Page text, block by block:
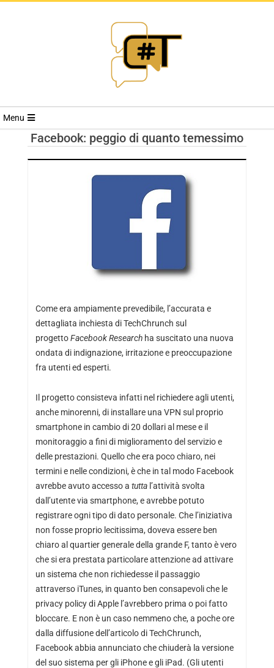
RIVISTA
TRENDS
Menu
Facebook: peggio di quanto temessimo
Come era ampiamente prevedibile, l’accurata e
dettagliata inchiesta di TechChrunch sul
progettoFacebook Researchha suscitato una nuova
ondata di indignazione, irritazione e preoccupazione
fra utenti ed esperti.
Il progetto consisteva infatti nel richiedere agli utenti,
anche minorenni, di installare una VPN sul proprio
smartphone in cambio di 20 dollari al mese e il
monitoraggio a fini di miglioramento del servizio e
delle prestazioni. Quello che era poco chiaro, nei
termini e nelle condizioni, è che in tal modo Facebook
avrebbe avuto accesso a tuttal’attività svolta
dall’utente via smartphone, e avrebbe potuto
registrare ogni tipo di dato personale. Che l’iniziativa
non fosse proprio lecitissima, doveva essere ben
chiaro al quartier generale della grande F, tanto è vero
che si era prestata particolare attenzione ad attivare
un sistema che non richiedesse il passaggio
attraverso iTunes, in quanto ben consapevoli che le
privacy policy di Apple l’avrebbero prima o poi fatto
bloccare. E non è un caso nemmeno che, a poche ore
dalla diffusione dell’articolo di TechChrunch,
Facebook abbia annunciato che chiuderà la versione
del suo sistema per gli iPhone e gli iPad. (Gli utenti